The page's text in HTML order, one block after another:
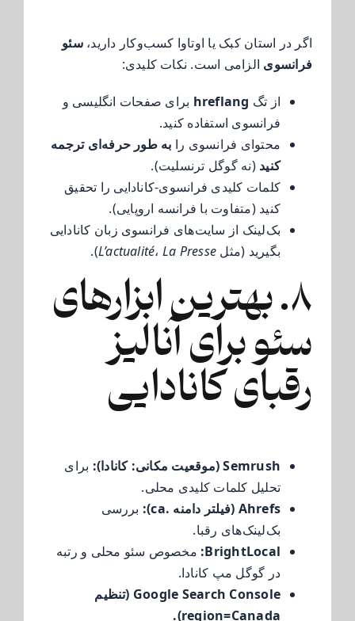
اگر در استان کبک یا اوتاوا کسب‌وکار دارید،سئو
فرانسوی الزامی است. نکات کلیدی:
از تگ hreflang برای صفحات انگلیسی و
فرانسوی استفاده کنید.
محتوای فرانسوی را به طور حرفه‌ای ترجمه
کنید (نه گوگل ترنسلیت).
کلمات کلیدی فرانسوی-کانادایی را تحقیق
کنید (متفاوت با فرانسه اروپایی).
بک‌لینک از سایت‌های فرانسوی زبان کانادایی
بگیرید (مثل
L’actualité، La Presse
).
۸. بهترین ابزارهای
سئو برای آنالیز
رقبای کانادایی
Semrush (موقعیت مکانی: کانادا):
برای
تحلیل کلمات کلیدی محلی.
Ahrefs (فیلتر دامنه .ca):
بررسی
بک‌لینک‌های رقبا.
BrightLocal: مخصوص سئو محلی و رتبه
در گوگل مپ کانادا.
Google Search Console (تنظیم
region=Canada).